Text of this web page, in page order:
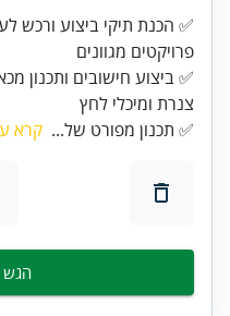
✅ הכנת תיקי ביצוע ורכש
✅ ביצוע חישובים ותכנון
צנרת ומיכלי לחץ
✅ תכנון מפורט של... קרא
הגש